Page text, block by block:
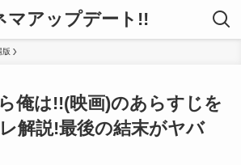
マアップデート!!
版
俺は!!(映画)のあらすじを
解説!最後の結末がヤバ